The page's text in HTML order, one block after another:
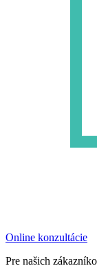
Online konzultácie
Pre našich